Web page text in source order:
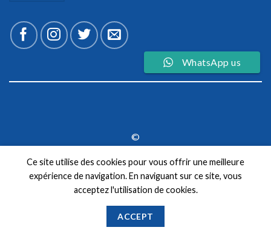
©
TERMS PRIVACY COOKIES
Ce site utilise des cookies pour vous offrir une meilleure
expérience de navigation. En naviguant sur ce site, vous
acceptez l'utilisation de cookies.
ACCEPT
WhatsApp us